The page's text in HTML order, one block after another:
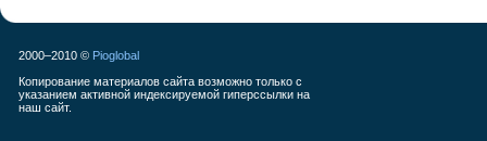
2000–2010 © Pioglobal
Копирование материалов сайта возможно только с
указанием активной индексируемой гиперссылки на
наш сайт.